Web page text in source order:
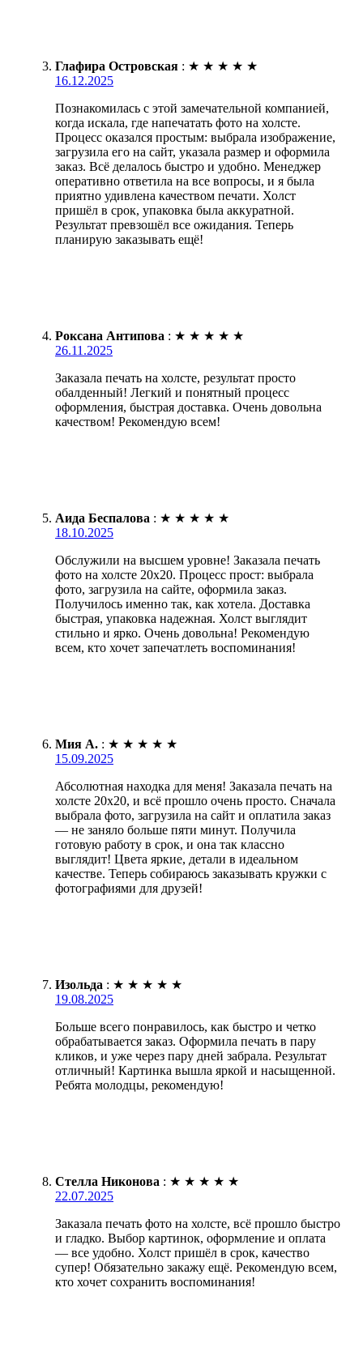
Глафира Островская : ★ ★ ★ ★ ★
16.12.2025
Познакомилась с этой замечательной компанией,
когда искала, где напечатать фото на холсте.
Процесс оказался простым: выбрала изображение,
загрузила его на сайт, указала размер и оформила
заказ. Всё делалось быстро и удобно. Менеджер
оперативно ответила на все вопросы, и я была
приятно удивлена качеством печати. Холст
пришёл в срок, упаковка была аккуратной.
Результат превзошёл все ожидания. Теперь
планирую заказывать ещё!
Роксана Антипова : ★ ★ ★ ★ ★
26.11.2025
Заказала печать на холсте, результат просто
обалденный! Легкий и понятный процесс
оформления, быстрая доставка. Очень довольна
качеством! Рекомендую всем!
Аида Беспалова : ★ ★ ★ ★ ★
18.10.2025
Обслужили на высшем уровне! Заказала печать
фото на холсте 20х20. Процесс прост: выбрала
фото, загрузила на сайте, оформила заказ.
Получилось именно так, как хотела. Доставка
быстрая, упаковка надежная. Холст выглядит
стильно и ярко. Очень довольна! Рекомендую
всем, кто хочет запечатлеть воспоминания!
Мия А. : ★ ★ ★ ★ ★
15.09.2025
Абсолютная находка для меня! Заказала печать на
холсте 20х20, и всё прошло очень просто. Сначала
выбрала фото, загрузила на сайт и оплатила заказ
— не заняло больше пяти минут. Получила
готовую работу в срок, и она так классно
выглядит! Цвета яркие, детали в идеальном
качестве. Теперь собираюсь заказывать кружки с
фотографиями для друзей!
Изольда : ★ ★ ★ ★ ★
19.08.2025
Больше всего понравилось, как быстро и четко
обрабатывается заказ. Оформила печать в пару
кликов, и уже через пару дней забрала. Результат
отличный! Картинка вышла яркой и насыщенной.
Ребята молодцы, рекомендую!
Стелла Никонова : ★ ★ ★ ★ ★
22.07.2025
Заказала печать фото на холсте, всё прошло быстро
и гладко. Выбор картинок, оформление и оплата
— все удобно. Холст пришёл в срок, качество
супер! Обязательно закажу ещё. Рекомендую всем,
кто хочет сохранить воспоминания!